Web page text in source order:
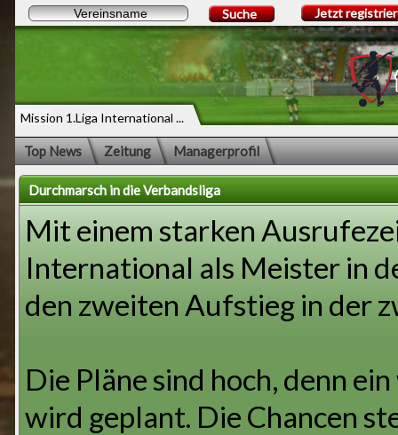
Mission 1.Liga International ...
Suche Jetzt
Top News Zeitung Managerprofil
Durchmarsch in die Verbandsliga
Mit einem starken
International als Meister in
den zweiten Aufstieg in der
Die Pläne sind hoch, denn
wird geplant. Die Chancen